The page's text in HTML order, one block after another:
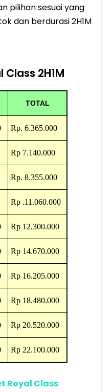
pilihan sesuai yang
dan berdurasi 2H1M
Class 2H1M
TOTAL
Rp. 6.365.000
Rp 7.140.000
Rp. 8.355.000
Rp .11.060.000
Rp 12.300.000
Rp 14.670.000
Rp 16.205.000
Rp 18.480.000
Rp 20.520.000
Rp 22.100.000
Royal Class